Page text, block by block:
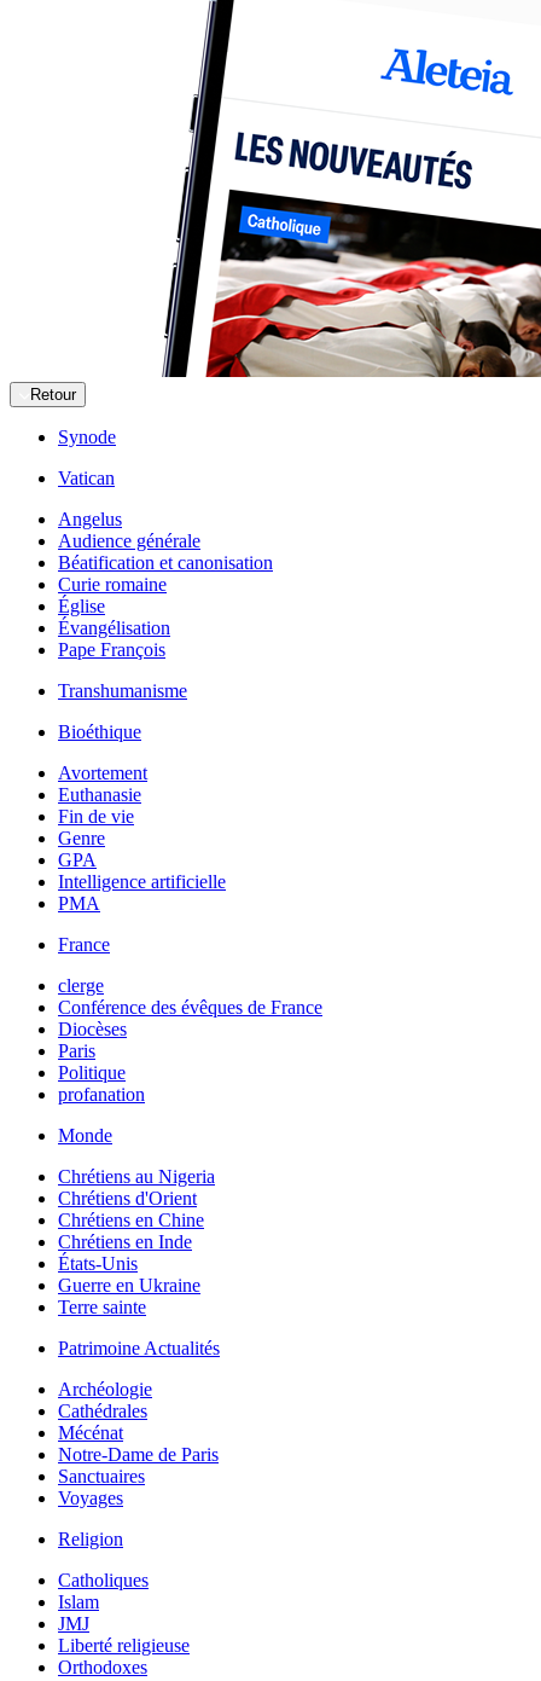
Retour
Synode
Vatican
Angelus
Audience générale
Béatification et canonisation
Curie romaine
Église
Évangélisation
Pape François
Transhumanisme
Bioéthique
Avortement
Euthanasie
Fin de vie
Genre
GPA
Intelligence artificielle
PMA
France
clerge
Conférence des évêques de France
Diocèses
Paris
Politique
profanation
Monde
Chrétiens au Nigeria
Chrétiens d'Orient
Chrétiens en Chine
Chrétiens en Inde
États-Unis
Guerre en Ukraine
Terre sainte
Patrimoine Actualités
Archéologie
Cathédrales
Mécénat
Notre-Dame de Paris
Sanctuaires
Voyages
Religion
Catholiques
Islam
JMJ
Liberté religieuse
Orthodoxes